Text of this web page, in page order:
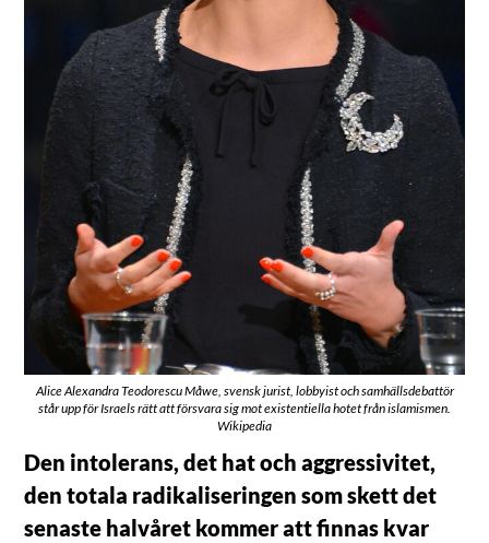
Alice Alexandra Teodorescu Måwe, svensk jurist, lobbyist och samhällsdebattör
står upp för Israels rätt att försvara sig mot existentiella hotet från islamismen.
Wikipedia
Den intolerans, det hat och aggressivitet,
den totala radikaliseringen som skett det
senaste halvåret kommer att finnas kvar